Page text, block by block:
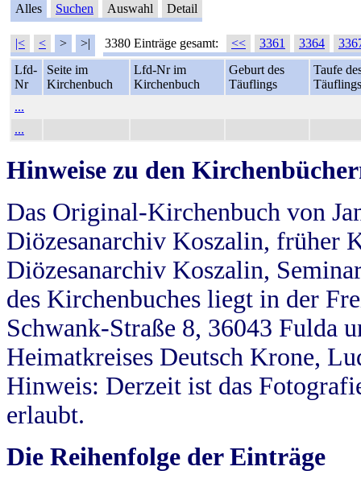
Alles Suchen Auswahl Detail
|< < > >| 3380 Einträge gesamt: << 3361 3364
Lfd-
Nr
Seite im
Kirchenbuch
Lfd-Nr im
Kirchenbuch
Geburt des
Täuflings
Taufe
Täuflings
...
...
Hinweise zu den
Das Original-Kirchenbuch von
Diözesanarchiv Koszalin, früher
Diözesanarchiv Koszalin,
des Kirchenbuches liegt in der
Schwank-Straße 8, 36043 Fulda
Heimatkreises Deutsch Krone,
Hinweis: Derzeit ist das
erlaubt.
Die Reihenfolge der Einträge